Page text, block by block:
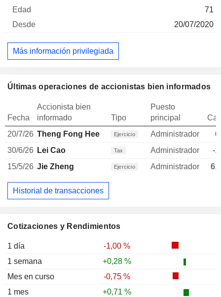
Cotizaciones y Rendimientos
1 día
-1,00 %
1 semana
+0,28 %
Mes en curso
-0,75 %
1 mes
+0,71 %
71
20/07/2020
Más información privilegiada
Últimas operaciones de accionistas bien informados
Fecha
Accionista bien
informado
Tipo
Puesto
principal
20/7/26 Theng Fong Hee Ejercicio Administrador
30/6/26 Lei Cao Tax Administrador
-
15/5/26 Jie Zheng Ejercicio Administrador
Historial de transacciones